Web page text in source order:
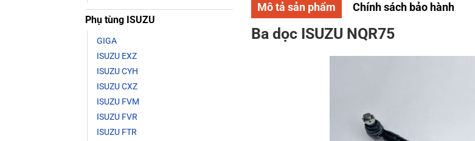
Phụ tùng ISUZU
GIGA
ISUZU EXZ
ISUZU CYH
ISUZU CXZ
ISUZU FVM
ISUZU FVR
ISUZU FTR
Mô tả sản phẩm Chính sách bảo hành
Ba dọc ISUZU NQR75